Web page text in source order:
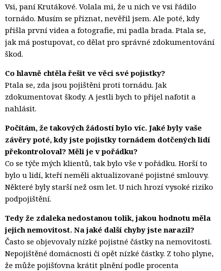
Vsi, paní Krutákové. Volala mi, že u nich ve vsi řádilo
tornádo. Musím se přiznat, nevěřil jsem. Ale poté, kdy
přišla první videa a fotografie, mi padla brada. Ptala se,
jak má postupovat, co dělat pro správné zdokumentování
škod.
Co hlavně chtěla řešit ve věci své pojistky?
Ptala se, zda jsou pojištěni proti tornádu. Jak
zdokumentovat škody. A jestli bych to přijel nafotit a
nahlásit.
Počítám, že takových žádostí bylo víc. Jaké byly vaše
závěry poté, kdy jste pojistky tornádem dotčených lidí
překontroloval? Měli je v pořádku?
Co se týče mých klientů, tak bylo vše v pořádku. Horší to
bylo u lidí, kteří neměli aktualizované pojistné smlouvy.
Některé byly starší než osm let. U nich hrozí vysoké riziko
podpojištění.
Tedy že zdaleka nedostanou tolik, jakou hodnotu měla
jejich nemovitost. Na jaké další chyby jste narazil?
Často se objevovaly nízké pojistné částky na nemovitosti.
Nepojištěné domácnosti či opět nízké částky. Z toho plyne,
že může pojišťovna krátit plnění podle procenta